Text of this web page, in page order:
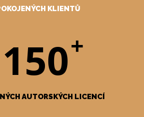
KLIENTŮ
150+
AUTORSKÝCH LICENCÍ